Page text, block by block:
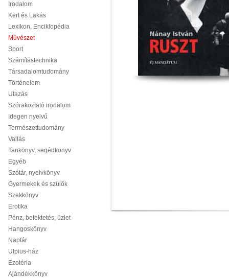
Irodalom
Kert és Lakás
Lexikon, Enciklopédia
Művészet
Sport
Számítástechnika
Társadalomtudomány
Történelem
Utazás
Szórakoztató irodalom
Idegen nyelvű
Természettudomány
Vallás
Tankönyv, segédkönyv
Egyéb
Szótár, nyelvkönyv
Gyermekek és szülők
Szakkönyv
Erotika
Pénz, befektetés, üzlet
Hangoskönyv
Naptár
Ulpius-ház
Ezotéria
Ajándékkönyv